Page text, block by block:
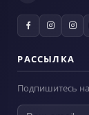
РАССЫЛКА
Подпишитесь